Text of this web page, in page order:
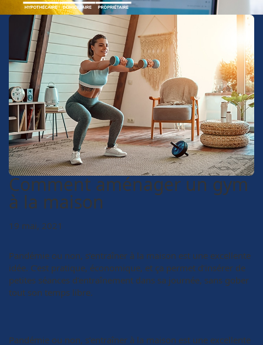
Comment aménager un gym
à la maison
19 mai, 2021
Pandémie ou non, s’entraîner à la maison est une excellente
idée. C’est pratique, économique, et ça permet d’insérer de
petites séances d’entraînement dans sa journée, sans gober
tout son temps libre.
Pandémie ou non, s’entraîner à la maison est une excellente